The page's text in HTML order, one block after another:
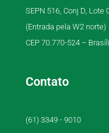
SEPN 516, Conj D, Lote
(Entrada pela W2 norte)
CEP 70.770-524 –
Contato
(61) 3349 - 9010